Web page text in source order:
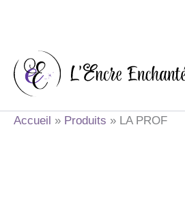
contenu
Accueil Produits LA PROF